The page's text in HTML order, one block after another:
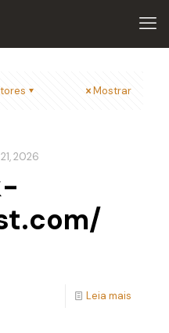
Mostrar
2026
Leia mais